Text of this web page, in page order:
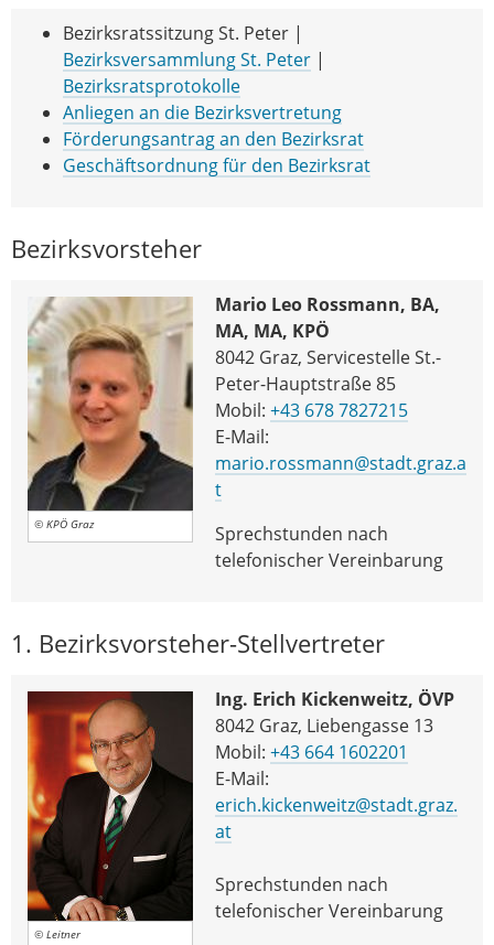
Bezirksratssitzung St. Peter |
Bezirksversammlung St. Peter |
Bezirksratsprotokolle
Anliegen an die Bezirksvertretung
Förderungsantrag an den Bezirksrat
Geschäftsordnung für den Bezirksrat
Bezirksvorsteher
© KPÖ Graz
Mario Leo Rossmann, BA,
MA, MA, KPÖ
8042 Graz, Servicestelle St.-
Peter-Hauptstraße 85
Mobil: +43 678 7827215
E-Mail:
mario.rossmann@stadt.graz.a
t
Sprechstunden nach
telefonischer Vereinbarung
1. Bezirksvorsteher-Stellvertreter
© Leitner
Ing. Erich Kickenweitz, ÖVP
8042 Graz, Liebengasse 13
Mobil: +43 664 1602201
E-Mail:
erich.kickenweitz@stadt.graz.
at
Sprechstunden nach
telefonischer Vereinbarung